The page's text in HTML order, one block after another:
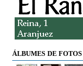
ÁLBUMES DE FOTOS